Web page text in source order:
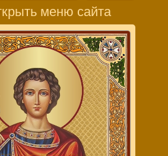
меню сайта